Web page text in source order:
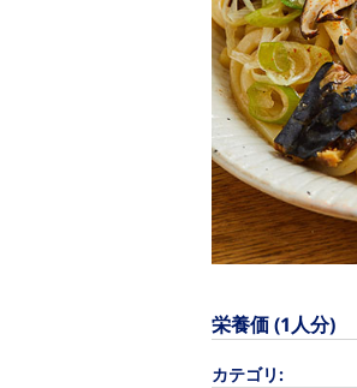
栄養価 (1人分)
カテゴリ: